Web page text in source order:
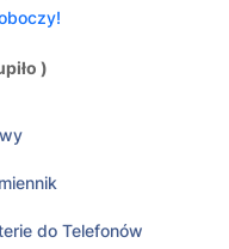
)
do Telefonów